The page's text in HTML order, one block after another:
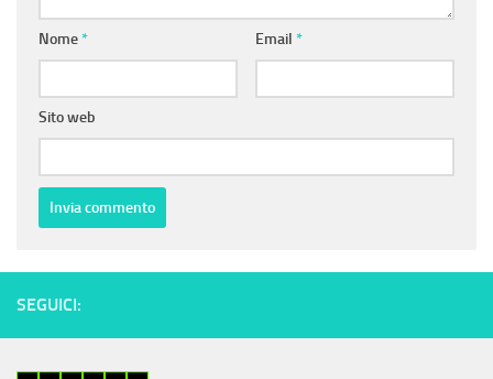
Nome* Email *
Sito web
SEGUICI: